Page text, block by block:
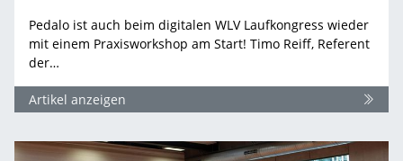
Pedalo ist auch beim digitalen WLV Laufkongress wieder
mit einem Praxisworkshop am Start! Timo Reiff, Referent
der…
Artikel anzeigen